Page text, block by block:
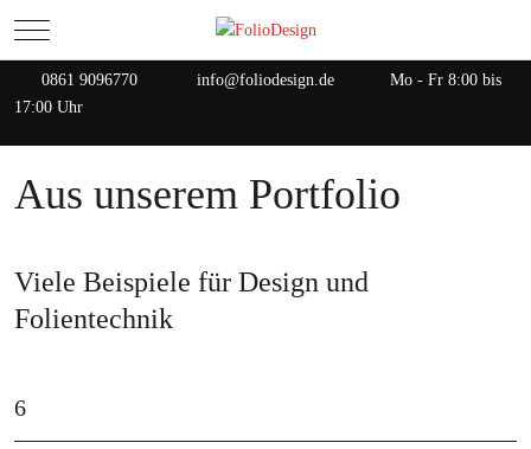
Mobile Menu Toggle
0861 9096770 info@foliodesign.de
Mo - Fr 8:00 bis
17:00 Uhr
Aus unserem Portfolio
Viele Beispiele für Design und
Folientechnik
6